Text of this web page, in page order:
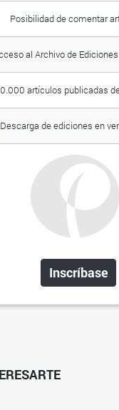
Posibilidad de comentar
al Archivo de Ediciones
artículos publicadas
Descarga de ediciones en
Inscríbase